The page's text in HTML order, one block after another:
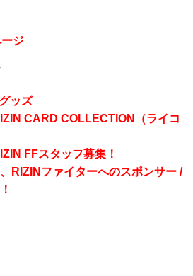
ジ
ッズ
CARD COLLECTION（ライコ
FFスタッフ募集！
RIZINファイターへのスポンサー /